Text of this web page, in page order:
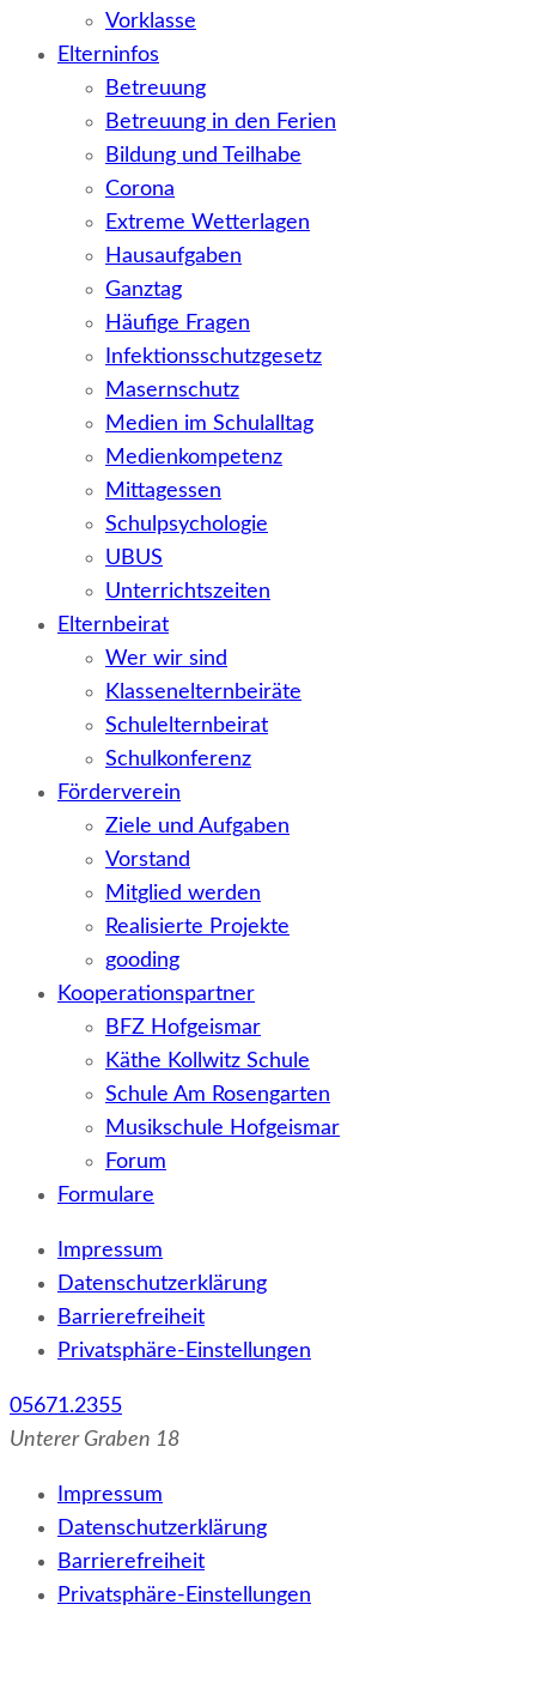
Vorklasse
Elterninfos
Betreuung
Betreuung in den Ferien
Bildung und Teilhabe
Corona
Extreme Wetterlagen
Hausaufgaben
Ganztag
Häufige Fragen
Infektionsschutzgesetz
Masernschutz
Medien im Schulalltag
Medienkompetenz
Mittagessen
Schulpsychologie
UBUS
Unterrichtszeiten
Elternbeirat
Wer wir sind
Klassenelternbeiräte
Schulelternbeirat
Schulkonferenz
Förderverein
Ziele und Aufgaben
Vorstand
Mitglied werden
Realisierte Projekte
gooding
Kooperationspartner
BFZ Hofgeismar
Käthe Kollwitz Schule
Schule Am Rosengarten
Musikschule Hofgeismar
Forum
Formulare
Impressum
Datenschutzerklärung
Barrierefreiheit
Privatsphäre-Einstellungen
05671.2355
Unterer Graben 18
Impressum
Datenschutzerklärung
Barrierefreiheit
Privatsphäre-Einstellungen